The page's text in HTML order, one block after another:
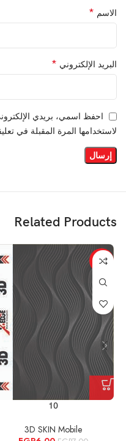
الاسم *
البريد الإلكتروني *
احفظ اسمي، بريدي
لاستخدامها المرة المقبلة في
Related Products
-14%
10
3D SKIN Mobile